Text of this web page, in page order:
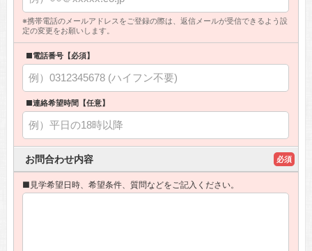
※携帯電話のメールアドレスをご登録の際は、返信メールが受信できるよう設
定の変更をお願いします。
■電話番号【必須】
■連絡希望時間【任意】
お問合わせ内容 必須
■見学希望日時、希望条件、質問などをご記入ください。